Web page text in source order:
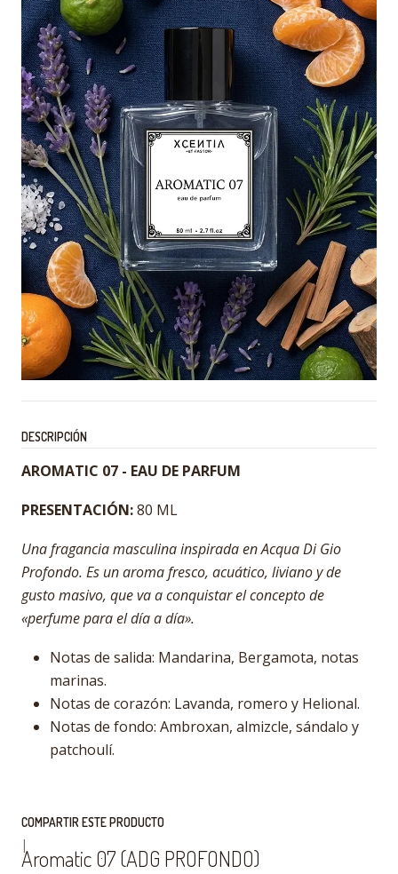
DESCRIPCIÓN
AROMATIC 07 - EAU DE PARFUM
PRESENTACIÓN:80 ML
Una fragancia masculina inspirada en Acqua Di Gio
Profondo. Es un aroma fresco, acuático, liviano y de
gusto masivo, que va a conquistar el concepto de
«perfume para el día a día».
Notas de salida: Mandarina, Bergamota, notas
marinas.
Notas de corazón: Lavanda, romero y Helional.
Notas de fondo: Ambroxan, almizcle, sándalo y
patchoulí.
COMPARTIR ESTE PRODUCTO
|
Aromatic 07 (ADG PROFONDO)